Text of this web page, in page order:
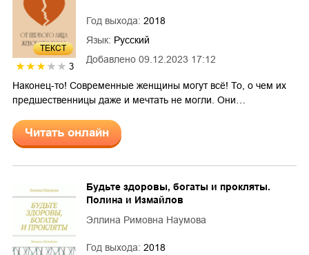
ТЕКСТ
3
Добавлено 09.12.2023 17:12
Год выхода: 2018
Язык: Русский
Наконец-то! Современные женщины могут всё! То, о чем их
предшественницы даже и мечтать не могли. Они…
Читать онлайн
Будьте здоровы, богаты и прокляты.
Полина и Измайлов
Эллина Римовна Наумова
Год выхода: 2018